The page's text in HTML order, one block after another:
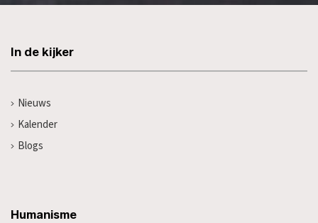
In de kijker
Nieuws
Kalender
Blogs
Humanisme